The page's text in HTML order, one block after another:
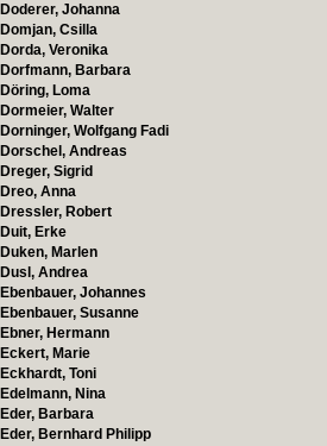
Doderer, Johanna
Domjan, Csilla
Dorda, Veronika
Dorfmann, Barbara
Döring, Loma
Dormeier, Walter
Dorninger, Wolfgang Fadi
Dorschel, Andreas
Dreger, Sigrid
Dreo, Anna
Dressler, Robert
Duit, Erke
Duken, Marlen
Dusl, Andrea
Ebenbauer, Johannes
Ebenbauer, Susanne
Ebner, Hermann
Eckert, Marie
Eckhardt, Toni
Edelmann, Nina
Eder, Barbara
Eder, Bernhard Philipp